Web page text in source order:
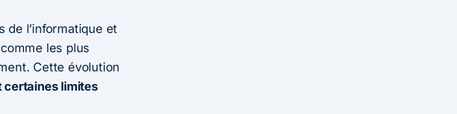
de l’informatique et
les plus
Cette évolution
certaines limites